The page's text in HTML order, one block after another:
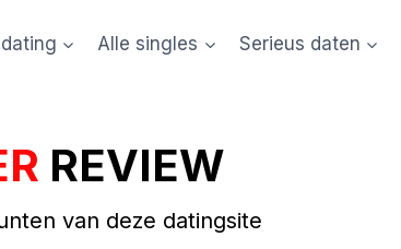
Alle singles Serieus daten
REVIEW
van deze datingsite